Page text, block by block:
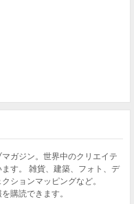
ガジン。世界中のクリエイテ
す。 雑貨、建築、フォト、デ
ションマッピングなど。
購読できます。